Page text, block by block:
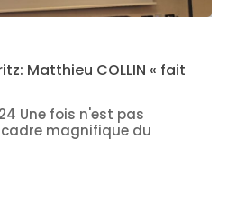
Matthieu COLLIN « fait
Une fois n'est pas
magnifique du